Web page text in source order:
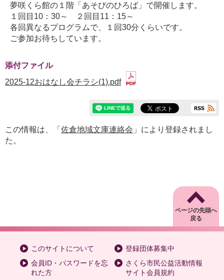
夢咲くら館の１階「あそびのひろば」で開催します。
１回目10：30～ ２回目11：15～
各回異なるプログラムで、１回30分くらいです。
ご参加お待ちしています。
添付ファイル
2025-12おはなし会チラシ(1).pdf
この情報は、「 佐倉地域文庫連絡会 」により登録されまし
た。
ページの先頭へ
戻る
このサイトについて
登録団体募集中
会員ID・パスワードを忘
れた方
さくら市民公益活動情報
サイト会員規約